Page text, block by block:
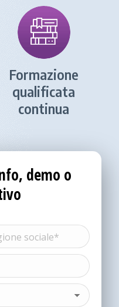
Formazione
qualificata
continua
demo o